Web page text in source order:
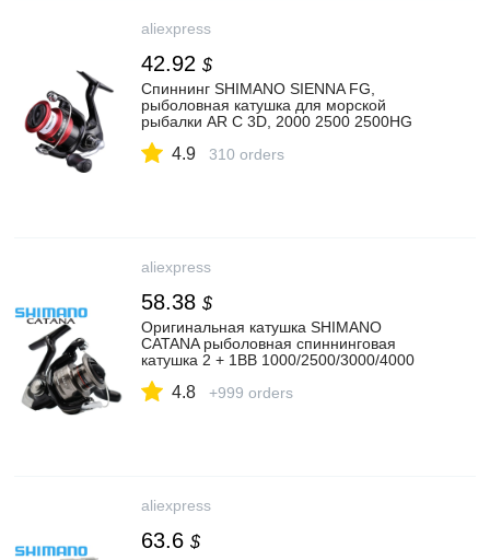
aliexpress
42.92 $
Спиннинг SHIMANO SIENNA FG,
рыболовная катушка для морской
рыбалки AR C 3D, 2000 2500 2500HG
siennaoriginal shimano | АлиЭкспресс
4.9 310 orders
aliexpress
58.38 $
Оригинальная катушка SHIMANO
CATANA рыболовная спиннинговая
катушка 2 + 1BB 1000/2500/3000/4000
Пресноводная металлическая катушка|
4.8 +999 orders
aliexpress
63.6 $